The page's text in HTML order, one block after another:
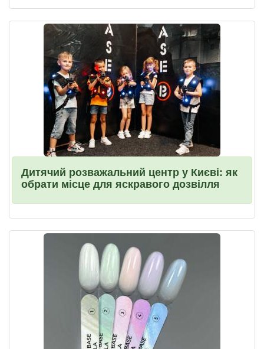
Дитячий розважальний центр у Києві: як
обрати місце для яскравого дозвілля